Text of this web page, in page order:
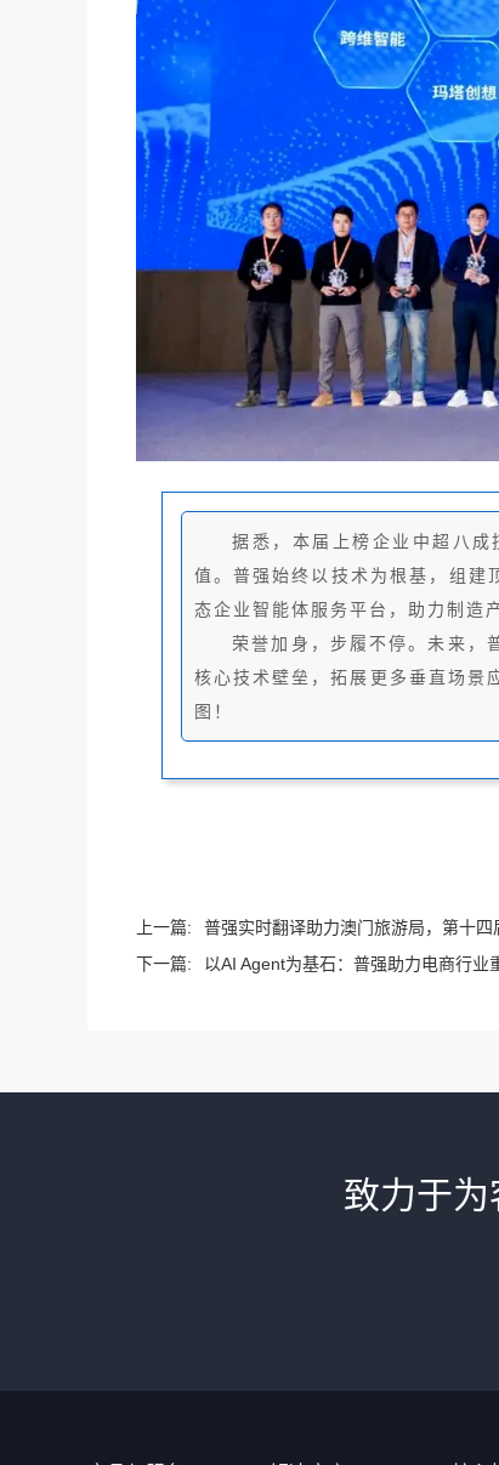
据悉，本届上榜企业中超八
值。普强始终以技术为根基，组建
态企业智能体服务平台，助力制造
荣誉加身，步履不停。未来，
核心技术壁垒，拓展更多垂直场景
图！
上一篇:
普强实时翻译助力澳门旅游局，第十四
下一篇:
以AI Agent为基石：普强助力电商行业
致力于